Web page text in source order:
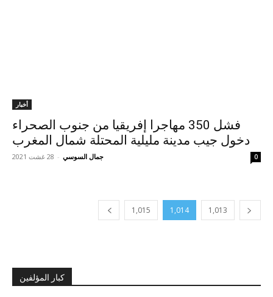
أخبار
فشل 350 مهاجرا إفريقيا من جنوب الصحراء
دخول جيب مدينة مليلية المحتلة شمال المغرب
جمال السوسي - 28 غشت 2021 0
1,013
1,014
1,015
كبار المؤلفين